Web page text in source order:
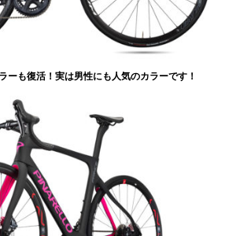
ーも復活！実は男性にも人気のカラーです！